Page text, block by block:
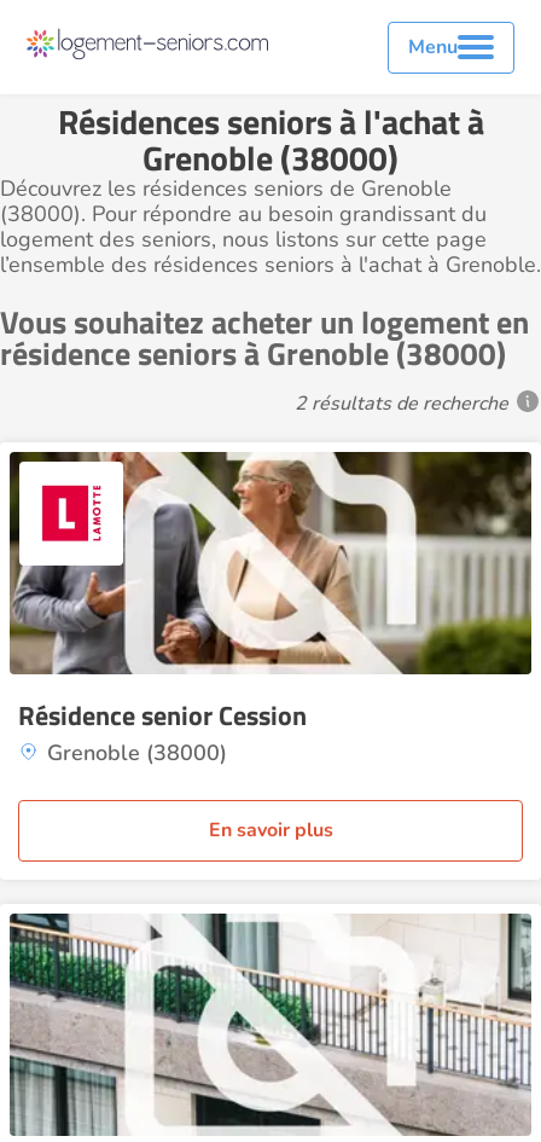
Menu
Résidences seniors à l'achat à
Grenoble (38000)
Découvrez les résidences seniors de Grenoble
(38000). Pour répondre au besoin grandissant du
logement des seniors, nous listons sur cette page
l’ensemble des résidences seniors à l'achat à Grenoble.
Vous souhaitez acheter un logement en
résidence seniors à Grenoble (38000)
2 résultats de recherche
Résidence senior Cession
Grenoble (38000)
En savoir plus